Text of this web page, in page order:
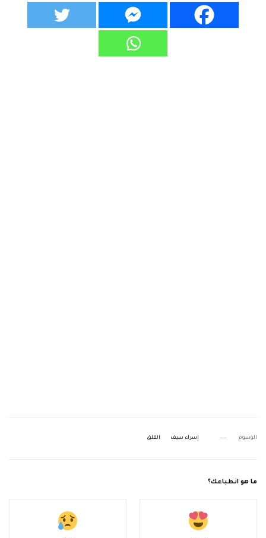
الوسوم إسراء سيف القلق
ما هو انطباعك؟